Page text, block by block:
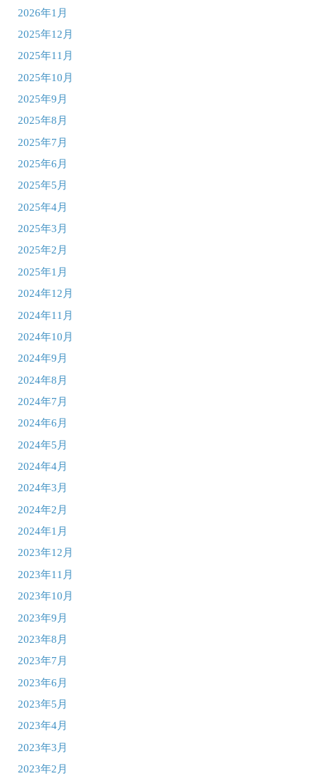
2026年1月
2025年12月
2025年11月
2025年10月
2025年9月
2025年8月
2025年7月
2025年6月
2025年5月
2025年4月
2025年3月
2025年2月
2025年1月
2024年12月
2024年11月
2024年10月
2024年9月
2024年8月
2024年7月
2024年6月
2024年5月
2024年4月
2024年3月
2024年2月
2024年1月
2023年12月
2023年11月
2023年10月
2023年9月
2023年8月
2023年7月
2023年6月
2023年5月
2023年4月
2023年3月
2023年2月